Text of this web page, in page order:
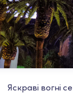
Яскраві вогні